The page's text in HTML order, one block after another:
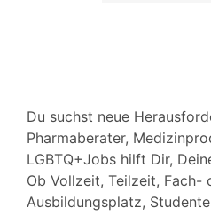
Du suchst neue
Pharmaberater,
LGBTQ+Jobs hilft Dir,
Ob Vollzeit, Teilzeit, Fach-
Ausbildungsplatz,